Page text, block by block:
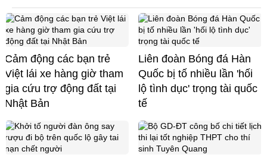
Cảm động các bạn trẻ
Việt lái xe hàng giờ tham
gia cứu trợ động đất tại
Nhật Bản
Liên đoàn Bóng đá Hàn
Quốc bị tố nhiều lần 'hối
lộ tình dục' trọng tài quốc
tế